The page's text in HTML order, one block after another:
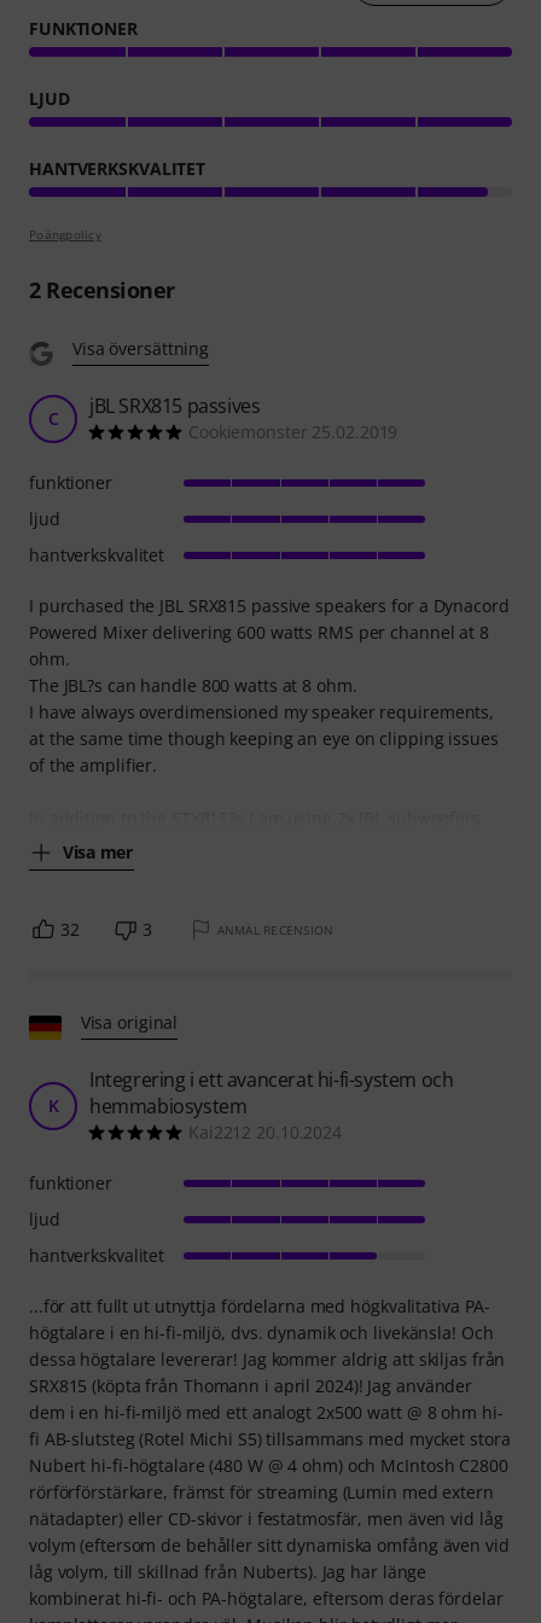
FUNKTIONER
LJUD
HANTVERKSKVALITET
Poängpolicy
2Recensioner
Visa översättning
C jBL SRX815 passives
Cookiemonster 25.02.2019
I purchased the JBL SRX815 passive speakers for a Dynacord
Powered Mixer delivering 600 watts RMS per channel at 8
ohm.
The JBL?s can handle 800 watts at 8 ohm.
I have always overdimensioned my speaker requirements,
at the same time though keeping an eye on clipping issues
of the amplifier.
Visa mer
funktioner
ljud
hantverkskvalitet
32 3 ANMÄL RECENSION
Visa original
K
Integrering i ett avancerat hi-fi-system och
hemmabiosystem
Kai2212 20.10.2024
...för att fullt ut utnyttja fördelarna med högkvalitativa PA-
högtalare i en hi-fi-miljö, dvs. dynamik och livekänsla! Och
dessa högtalare levererar! Jag kommer aldrig att skiljas från
SRX815 (köpta från Thomann i april 2024)! Jag använder
dem i en hi-fi-miljö med ett analogt 2x500 watt @ 8 ohm hi-
fi AB-slutsteg (Rotel Michi S5) tillsammans med mycket stora
Nubert hi-fi-högtalare (480 W @ 4 ohm) och McIntosh C2800
rörförförstärkare, främst för streaming (Lumin med extern
nätadapter) eller CD-skivor i festatmosfär, men även vid låg
volym (eftersom de behåller sitt dynamiska omfång även vid
låg volym, till skillnad från Nuberts). Jag har länge
kombinerat hi-fi- och PA-högtalare, eftersom deras fördelar
funktioner
ljud
hantverkskvalitet